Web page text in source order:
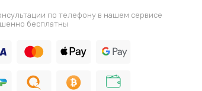
по телефону в нашем сервисе
бесплатны